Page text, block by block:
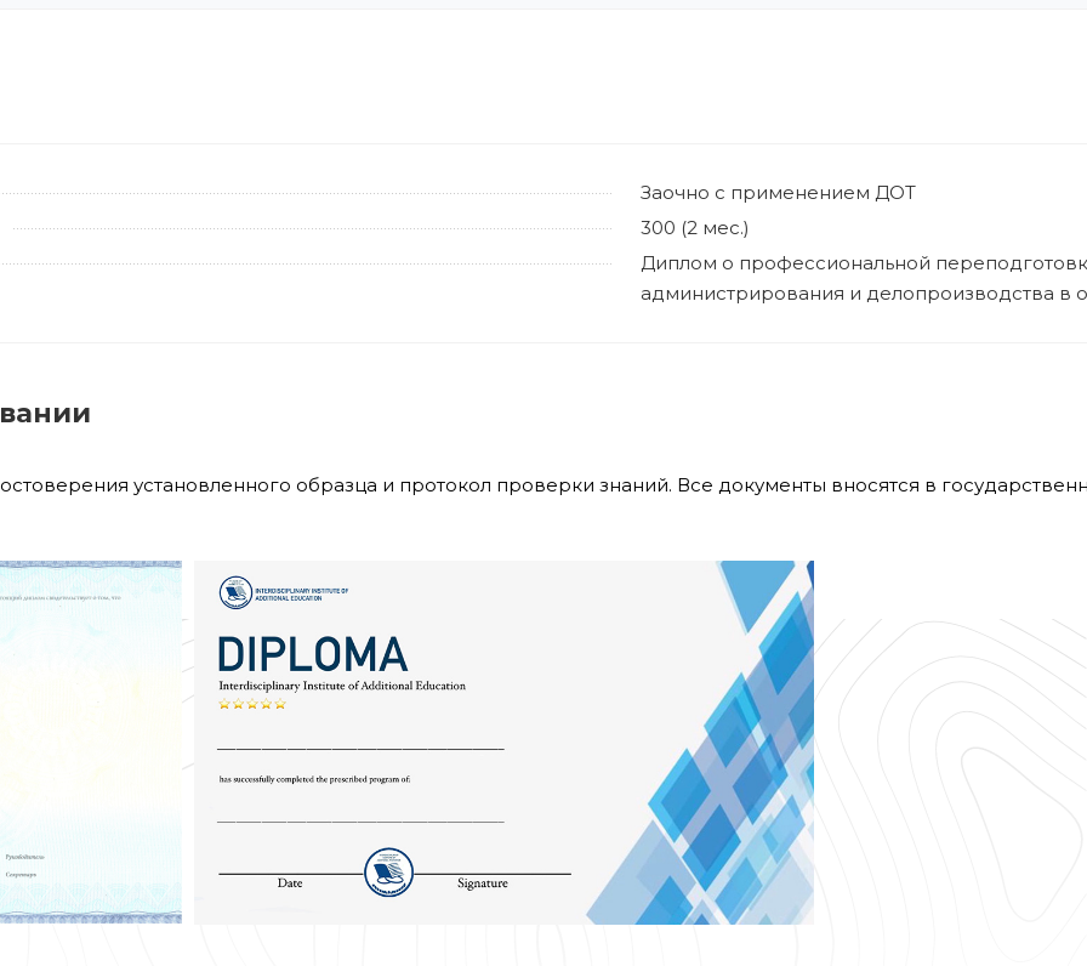
Заочно с применением ДОТ
300 (2 мес.)
Диплом о профессиональной
администрирования и делопроизводства в
установленного образца и протокол проверки знаний. Все документы вносятся в